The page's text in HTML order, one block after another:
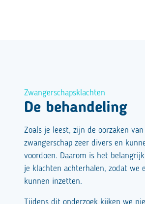
Zwangerschapsklachten
De behandeling
Zoals je leest, zijn de oorzaken
zwangerschap zeer divers en
voordoen. Daarom is het
je klachten achterhalen, zodat we
kunnen inzetten.
Tijdens dit onderzoek kijken we